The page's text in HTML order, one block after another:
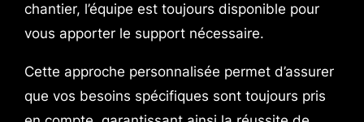
chantier, l’équipe est toujours disponible pour
vous apporter le support nécessaire.
Cette approche personnalisée permet d’assurer
que vos besoins spécifiques sont toujours pris